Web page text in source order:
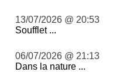
13/07/2026 @ 20:53
Soufflet ...
06/07/2026 @ 21:13
Dans la nature ...